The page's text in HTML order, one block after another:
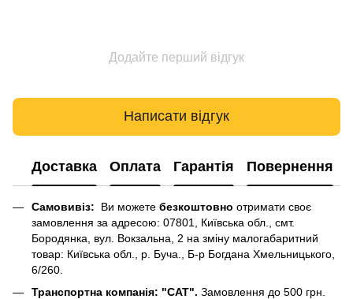
Додайте перший відгук
Написати відгук
Доставка Оплата Гарантія Повернення
Самовивіз: Ви можете безкоштовно отримати своє
замовлення за адресою: 07801, Київська обл., смт.
Бородянка, вул. Вокзальна, 2 на зміну малогабаритний
товар: Київська обл., р. Буча., Б-р Богдана Хмельницького,
6/260.
Транспортна компанія: "САТ". Замовлення до 500 грн.